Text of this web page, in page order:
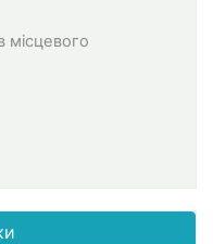
місцевого